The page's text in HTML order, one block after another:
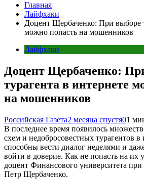
Главная
Лайфхаки
Доцент Щербаченко: При выборе
можно попасть на мошенников
Лайфхаки
Доцент Щербаченко:
турагента в интернете
на мошенников
Российская Газета2 месяца спустя01
В последнее время появилось
схем и недобросовестных турагентов в
способны вести диалог неделями и
войти в доверие. Как не попасть на их
доцент Финансового университета
Петр Щербаченко.